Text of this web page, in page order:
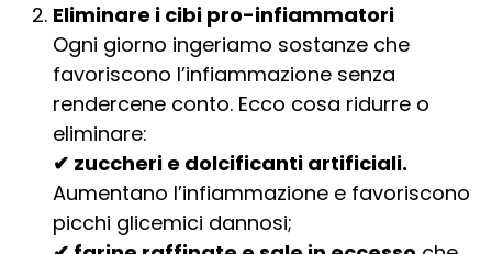
Eliminare i cibi pro-infiammatori
Ogni giorno ingeriamo sostanze che
favoriscono l’infiammazione senza
rendercene conto. Ecco cosa ridurre o
eliminare:
✔ zuccheri e dolcificanti artificiali.
Aumentano l’infiammazione e favoriscono
picchi glicemici dannosi;